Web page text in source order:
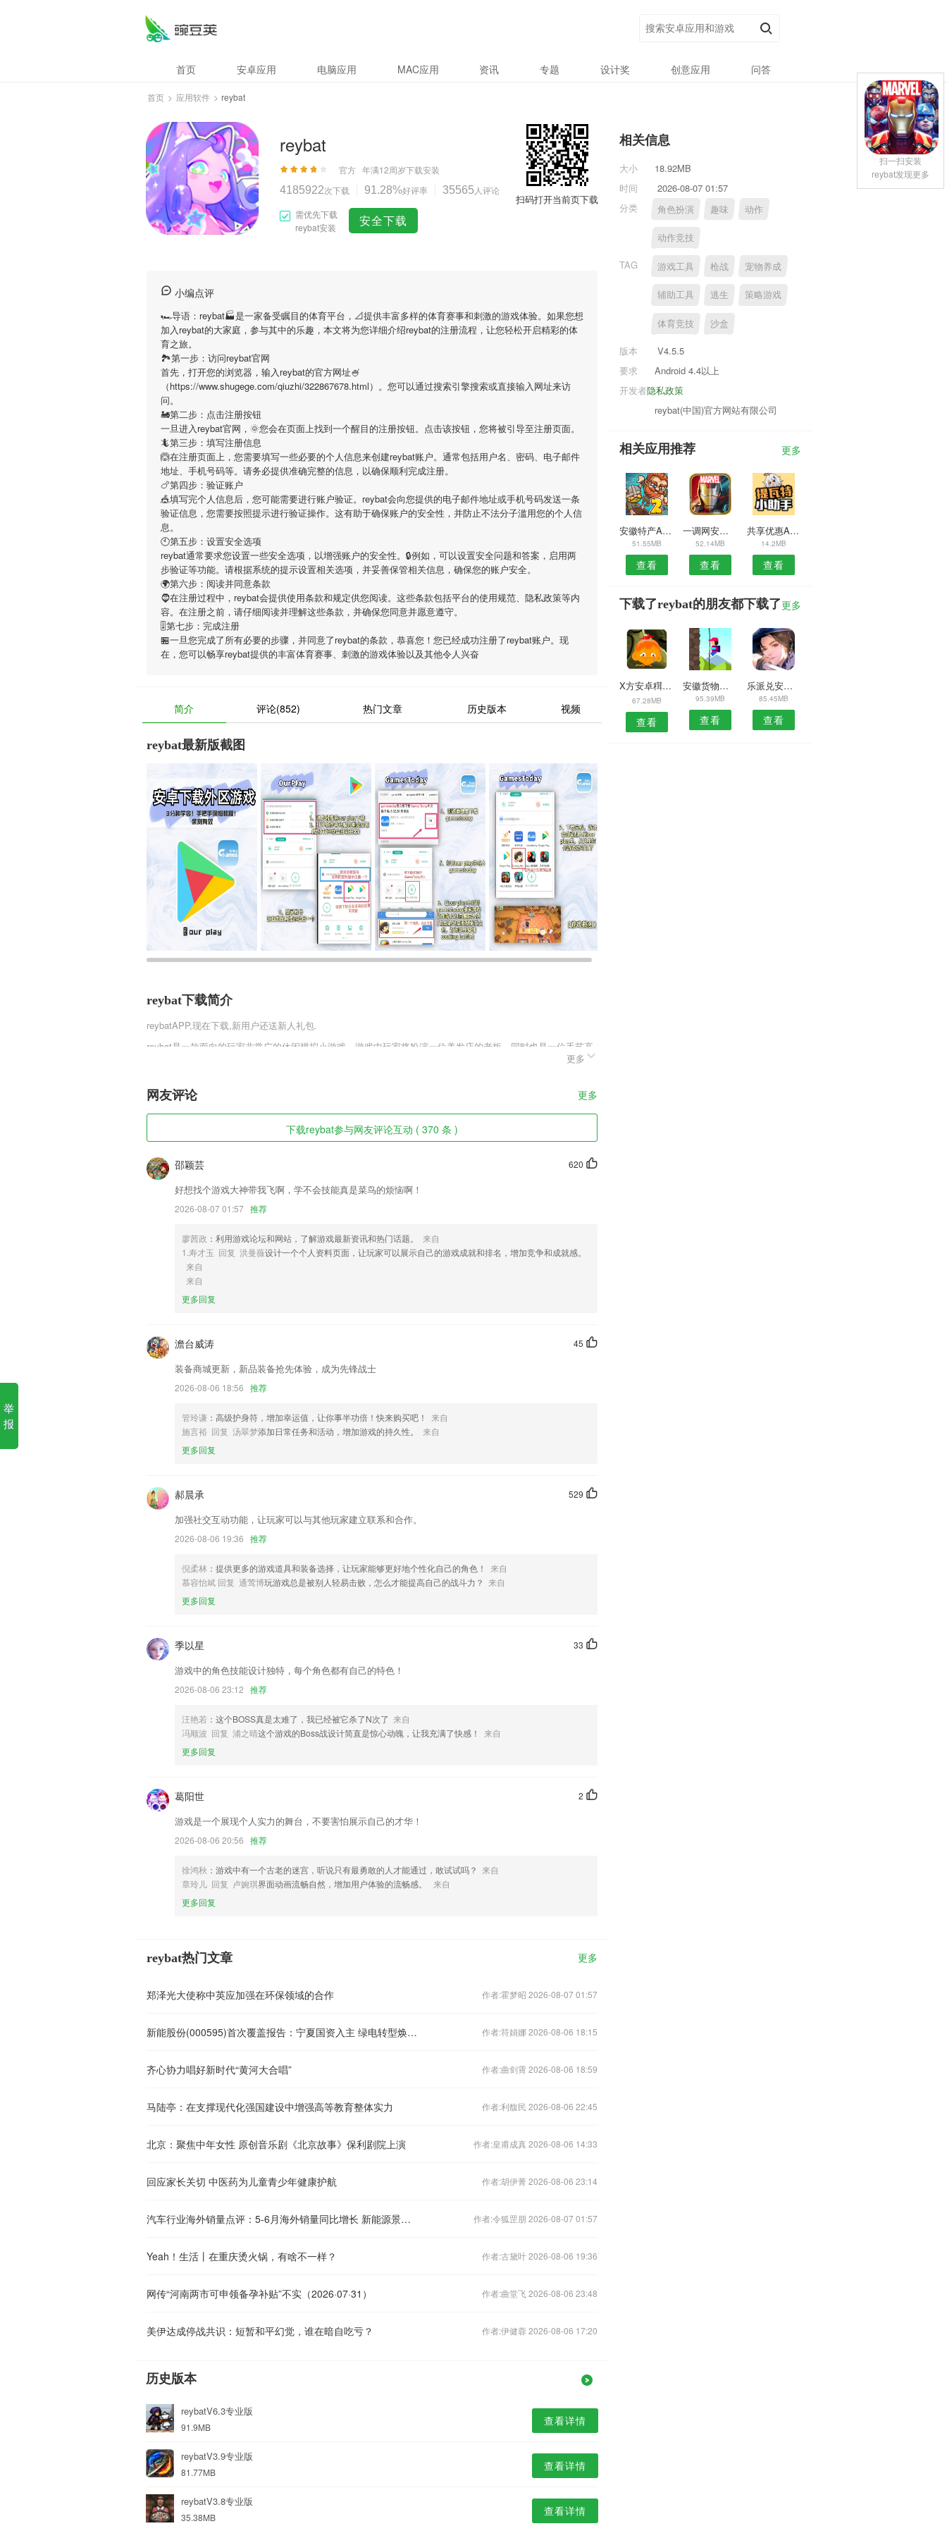
首页 安卓应用 电脑应用 MAC应用 资讯 专题 设计奖 创意应用 问答
首页 > 应用软件 > reybat
reybat
官方 年满12周岁下载安装
4185922次下载 91.28%好评率 35565 人评论
需优先下载
reybat安装
安全下载
扫码打开当前页下载
小编点评
🏎导语： reybat🏭是一家备受瞩目的体育平台，📐提供丰富多样的体育赛事和刺激的游戏体验。如果您想
加入reybat的大家庭，参与其中的乐趣，本文将为您详细介绍reybat的注册流程，让您轻松开启精彩的体
育之旅。
🏞第一步：访问reybat官网
首先，打开您的浏览器，输入reybat的官方网址🍧
（https://www.shugege.com/qiuzhi/322867678.html）。您可以通过搜索引擎搜索或直接输入网址来访
问。
🚂第二步：点击注册按钮
一旦进入reybat官网，🌞您会在页面上找到一个醒目的注册按钮。点击该按钮，您将被引导至注册页面。
🦎第三步：填写注册信息
🙆在注册页面上，您需要填写一些必要的个人信息来创建reybat账户。通常包括用户名、密码、电子邮件
地址、手机号码等。请务必提供准确完整的信息，以确保顺利完成注册。
🍗第四步：验证账户
🎪填写完个人信息后，您可能需要进行账户验证。 reybat会向您提供的电子邮件地址或手机号码发送一条
验证信息，您需要按照提示进行验证操作。这有助于确保账户的安全性，并防止不法分子滥用您的个人信
息。
🕙第五步：设置安全选项
reybat通常要求您设置一些安全选项，以增强账户的安全性。🔒例如，可以设置安全问题和答案，启用两
步验证等功能。请根据系统的提示设置相关选项，并妥善保管相关信息，确保您的账户安全。
🌍第六步：阅读并同意条款
🧔在注册过程中， reybat会提供使用条款和规定供您阅读。这些条款包括平台的使用规范、隐私政策等内
容。在注册之前，请仔细阅读并理解这些条款，并确保您同意并愿意遵守。
🎚第七步：完成注册
🏪一旦您完成了所有必要的步骤，并同意了reybat的条款，恭喜您！您已经成功注册了reybat账户。现
在，您可以畅享reybat提供的丰富体育赛事、刺激的游戏体验以及其他令人兴奋
简介 评论(852) 热门文章 历史版本 视频
reybat最新版截图
reybat下载简介
reybatAPP,现在下载,新用户还送新人礼包.
reybat是一款面向的玩家非常广的休闲模拟小游戏，游戏中玩家将扮演一位美发店的老板，同时也是一位手艺高
超的美发师，在这个与众不同的世界里，你就是美发界冉冉升起的一颗新星，看你能否让你的门面在这个残酷的
reybat软件特色
2,【贴心的功能】
3,快速挂号：可预约7日内所有号源
4,毫不费力的进入学习状态，找到合适的知识点！
5,清理通知栏垃圾，手机变清净，避免应用被偷看，拒绝隐私泄露；
reybat软件优势
1.学员点评：一起学车一起吐槽，领悟考题中的陷阱
2.单词学习：收录人教版一年级到六年级课本单词，配上精彩图片，图文并茂，帮助孩子学习小学单词，检测学
4.包括弦图、指弹谱，基础知识、视频教学区四大栏目。
5.记录清晰一目了然，自定义学习计划。
6.·学员年度学习档案管理，追踪学习进度，方便学员合理制定学习计划
reybat更新了什么?
文章支持音频啦，快来收听吧
系统优化与bug修复
优化APP性能，提高加载速度；
新增一套皮肤。
联系我们
以上就是reybat的介绍，如果您喜欢这款软件，您可以到应用商店进行打分评论，说出您的使用经历，以帮助我
们更好的对产品进行优化修改。
更多
网友评论 更多
下载reybat参与网友评论互动 ( 370 条 )
620
邵颖芸
好想找个游戏大神带我飞啊，学不会技能真是菜鸟的烦恼啊！
2026-08-07 01:57 推荐
廖茜政 ：利用游戏论坛和网站，了解游戏最新资讯和热门话题。
来自
1.寿才玉 回复 洪曼薇设计一个个人资料页面，让玩家可以展示自己的游戏成就和排名，增加竞争和成就感。
来自
来自
更多回复
45
澹台威涛
装备商城更新，新品装备抢先体验，成为先锋战士
2026-08-06 18:56 推荐
管玲谦 ：高级护身符，增加幸运值，让你事半功倍！快来购买吧！
来自
施言裕 回复 汤翠梦添加日常任务和活动，增加游戏的持久性。
来自
更多回复
529
郝晨承
加强社交互动功能，让玩家可以与其他玩家建立联系和合作。
2026-08-06 19:36 推荐
倪柔林 ：提供更多的游戏道具和装备选择，让玩家能够更好地个性化自己的角色！
来自
慕容怡斌 回复 通莺博玩游戏总是被别人轻易击败，怎么才能提高自己的战斗力？ 来自
更多回复
33
季以星
游戏中的角色技能设计独特，每个角色都有自己的特色！
2026-08-06 23:12 推荐
汪艳若 ：这个BOSS真是太难了，我已经被它杀了N次了 来自
冯顺波 回复 浦之晴这个游戏的Boss战设计简直是惊心动魄，让我充满了快感！
来自
更多回复
2
葛阳世
游戏是一个展现个人实力的舞台，不要害怕展示自己的才华！
2026-08-06 20:56 推荐
徐鸿秋 ：游戏中有一个古老的迷宫，听说只有最勇敢的人才能通过，敢试试吗？ 来自
章玲儿 回复 卢婉琪界面动画流畅自然，增加用户体验的流畅感。
来自
更多回复
reybat热门文章 更多
郑泽光大使称中英应加强在环保领域的合作 作者:霍梦昭 2026-08-07 01:57
新能股份(000595)首次覆盖报告：宁夏国资入主 绿电转型焕发新生 作者:符娟娜 2026-08-06 18:15
齐心协力唱好新时代“黄河大合唱” 作者:曲剑霄 2026-08-06 18:59
马陆亭：在支撑现代化强国建设中增强高等教育整体实力 作者:利馥民 2026-08-06 22:45
北京：聚焦中年女性 原创音乐剧《北京故事》保利剧院上演 作者:皇甫成真 2026-08-06 14:33
回应家长关切 中医药为儿童青少年健康护航 作者:胡伊菁 2026-08-06 23:14
汽车行业海外销量点评：5-6月海外销量同比增长 新能源景气延续 作者:令狐罡朋 2026-08-07 01:57
Yeah！生活丨在重庆烫火锅，有啥不一样？ 作者:古黛叶 2026-08-06 19:36
网传“河南两市可申领备孕补贴”不实（2026·07·31） 作者:曲堂飞 2026-08-06 23:48
美伊达成停战共识：短暂和平幻觉，谁在暗自吃亏？ 作者:伊健蓉 2026-08-06 17:20
历史版本
reybatV6.3专业版
91.9MB 查看详情
reybatV3.9专业版
81.77MB 查看详情
reybatV3.8专业版
35.38MB 查看详情
相关信息
大小
18.92MB
时间
2026-08-07 01:57
分类
角色扮演 趣味 动作
动作竞技
TAG 游戏工具 枪战 宠物养成
辅助工具 逃生 策略游戏
体育竞技 沙盒
版本
V4.5.5
要求
Android 4.4以上
隐私政策
开发者
reybat(中国)官方网站有限公司
相关应用推荐 更多
安徽特产APP
51.55MB
查看
一调网安卓版
52.14MB
查看
共享优惠APP
14.2MB
查看
下载了reybat的朋友都下载了 更多
X方安卓穁梦安卓版
67.28MB
查看
安徽货物运输网APP
95.39MB
查看
乐派兑安卓版
85.45MB
查看
扫一扫安装
reybat发现更多
举
报